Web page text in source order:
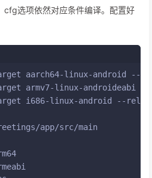
cfg选项依然对应条件编译。配置好
aarch64-linux-android --
armv7-linux-androideabi --
i686-linux-android --
app/src/main